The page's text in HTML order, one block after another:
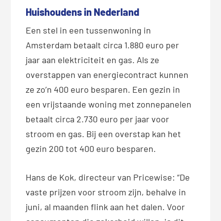
01T00:00:00","2024-05-
01T00:00:00","2024-08-
01T00:00:00","2024-09-
01T00:00:00","2024-10-
01T00:00:00","2024-11-
01T00:00:00","2024-12-
01T00:00:00","2025-01-
01T00:00:00","2025-02-
01T00:00:00","2025-03-
01T00:00:00","2025-07-
01T00:00:00","2025-08-
2.35.2.min.js">  </script>  <div
id="286b2d91-a976-4ad1-bb1b-
26bb841eebdd" style="height:100%;
width:100%;">  </div>  <script
type="text/javascript">
window.PLOTLYENV=window.PLOTLYENV
(document.getElementById("286b2d9
1-a976-4ad1-bb1b-26bb841eebdd"))
{ Plotly.newPlot( "286b2d91-a976-
4ad1-bb1b-26bb841eebdd",
01-01T00:00:00","2024-02-
01T00:00:00","2024-03-
01T00:00:00","2024-04-
01T00:00:00","2024-05-
Huishoudens in Nederland
Een stel in een tussenwoning in
Amsterdam betaalt circa 1.880 euro per
jaar aan elektriciteit en gas. Als ze
overstappen van energiecontract kunnen
ze zo’n 400 euro besparen. Een gezin in
een vrijstaande woning met zonnepanelen
betaalt circa 2.730 euro per jaar voor
stroom en gas. Bij een overstap kan het
gezin 200 tot 400 euro besparen.
Hans de Kok, directeur van Pricewise: “De
vaste prijzen voor stroom zijn, behalve in
juni, al maanden flink aan het dalen. Voor